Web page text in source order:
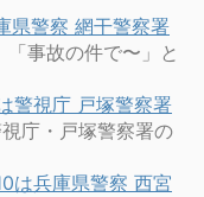
県警察 網干警察署
事故の件で〜」と
警視庁 戸塚警察署
庁・戸塚警察署の
は兵庫県警察 西宮